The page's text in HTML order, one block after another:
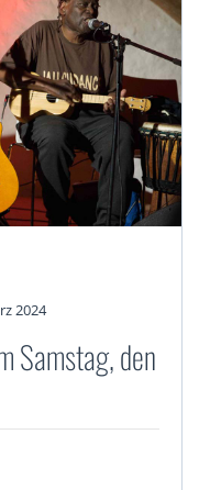
2024
Samstag, den